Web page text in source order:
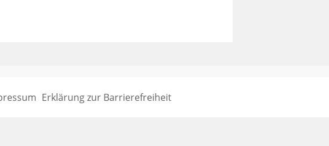
Erklärung zur Barrierefreiheit